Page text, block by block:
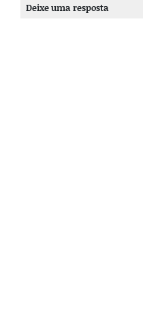
Deixe uma resposta